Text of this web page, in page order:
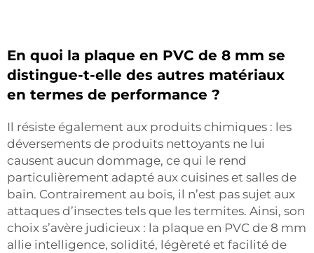
En quoi la plaque en PVC de 8 mm se
distingue-t-elle des autres matériaux
en termes de performance ?
Il résiste également aux produits chimiques : les
déversements de produits nettoyants ne lui
causent aucun dommage, ce qui le rend
particulièrement adapté aux cuisines et salles de
bain. Contrairement au bois, il n’est pas sujet aux
attaques d’insectes tels que les termites. Ainsi, son
choix s’avère judicieux : la plaque en PVC de 8 mm
allie intelligence, solidité, légèreté et facilité de